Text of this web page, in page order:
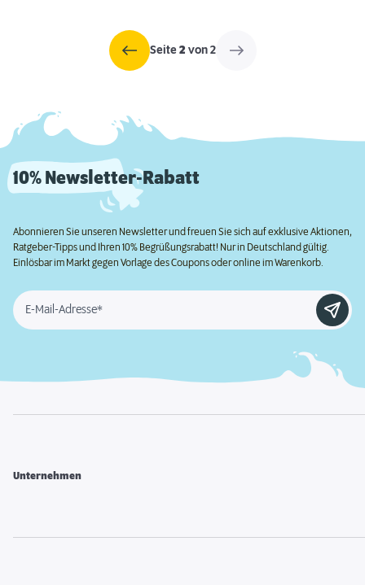
Seite2 von 2
10% Newsletter-Rabatt
Abonnieren Sie unseren Newsletter und freuen Sie sich auf exklusive Aktionen,
Ratgeber-Tipps und Ihren 10% Begrüßungsrabatt! Nur in Deutschland gültig.
Einlösbar im Markt gegen Vorlage des Coupons oder online im Warenkorb.
E-Mail-Adresse*
Unternehmen